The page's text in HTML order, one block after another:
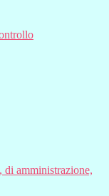
amministrazione,